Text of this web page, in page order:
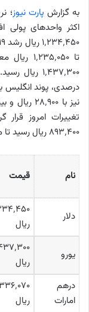
به گزارش پارت نیوز؛
اکثر واحدهای پولی
۸۹۳٬۴۰۰ ریال رسید تا مجموع بازار ارز امروز در مسیر افزایشی قرار گیرد.
نام قیمت
دلار
ریال
یورو
ریال
درهم
امارات
۳۳۶٬۰۷۰
ریال